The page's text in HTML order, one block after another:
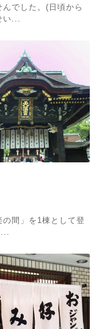
でした。(日頃から
...
の間」を1棟として登